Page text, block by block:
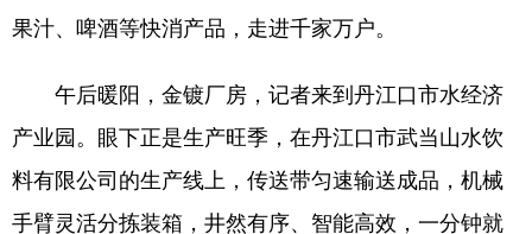
果汁、啤酒等快消产品，走进千家万户。
午后暖阳，金镀厂房，记者来到丹江口市水经济
产业园。眼下正是生产旺季，在丹江口市武当山水饮
料有限公司的生产线上，传送带匀速输送成品，机械
手臂灵活分拣装箱，井然有序、智能高效，一分钟就